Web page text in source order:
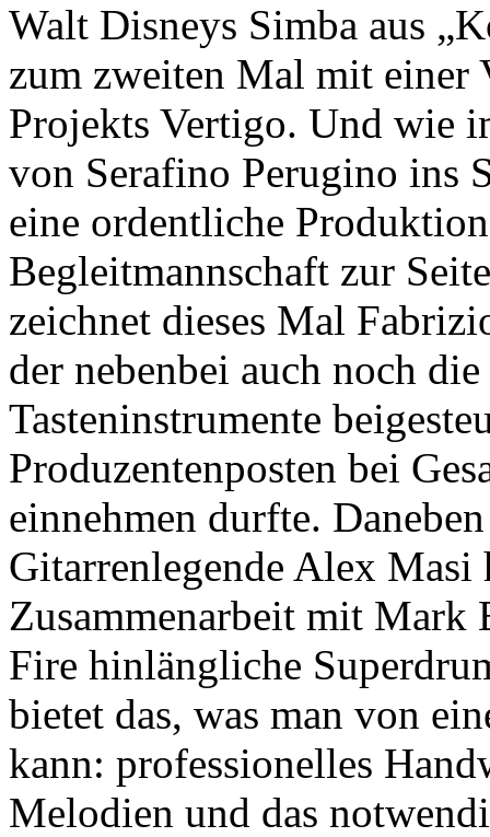
Walt Disneys Simba aus
zum zweiten Mal mit einer
Projekts Vertigo. Und wie
von Serafino Perugino ins
eine ordentliche
Begleitmannschaft zur
zeichnet dieses Mal
der nebenbei auch noch
Tasteninstrumente
Produzentenposten bei
einnehmen durfte.
Gitarrenlegende Alex
Zusammenarbeit mit
Fire hinlängliche
bietet das, was man von
kann: professionelles
Melodien und das